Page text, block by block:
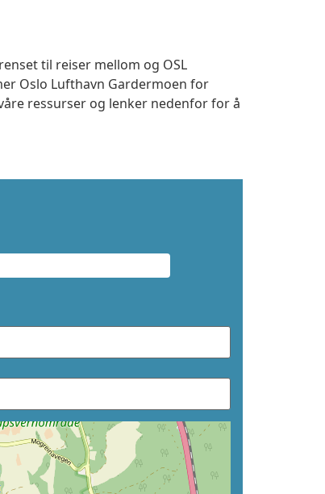
til reiser mellom og OSL
Oslo Lufthavn Gardermoen for
ressurser og lenker nedenfor for å